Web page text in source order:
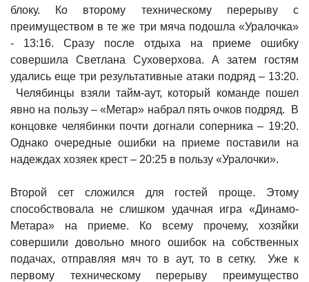
блоку. Ко второму техническому перерыву с
преимуществом в те же три мяча подошла «Уралочка»
- 13:16. Сразу после отдыха на приеме ошибку
совершила Светлана Суховерхова. А затем гостям
удались еще три результативные атаки подряд – 13:20.
Челябинцы взяли тайм-аут, который команде пошел
явно на пользу – «Метар» набрал пять очков подряд. В
концовке челябинки почти догнали соперника – 19:20.
Однако очередные ошибки на приеме поставили на
надеждах хозяек крест – 20:25 в пользу «Уралочки».
Второй сет сложился для гостей проще. Этому
способствовала не слишком удачная игра «Динамо-
Метара» на приеме. Ко всему прочему, хозяйки
совершили довольно много ошибок на собственных
подачах, отправляя мяч то в аут, то в сетку. Уже к
первому техническому перерыву преимущество